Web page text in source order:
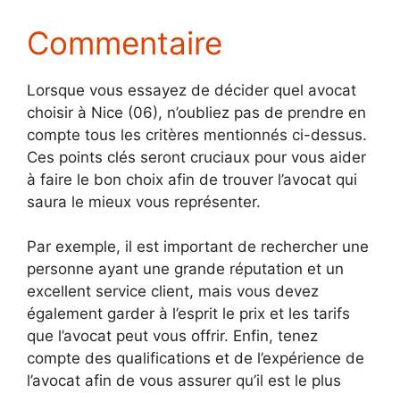
Commentaire
Lorsque vous essayez de décider quel avocat
choisir à Nice (06), n’oubliez pas de prendre en
compte tous les critères mentionnés ci-dessus.
Ces points clés seront cruciaux pour vous aider
à faire le bon choix afin de trouver l’avocat qui
saura le mieux vous représenter.
Par exemple, il est important de rechercher une
personne ayant une grande réputation et un
excellent service client, mais vous devez
également garder à l’esprit le prix et les tarifs
que l’avocat peut vous offrir. Enfin, tenez
compte des qualifications et de l’expérience de
l’avocat afin de vous assurer qu’il est le plus